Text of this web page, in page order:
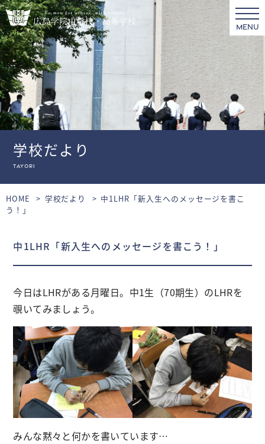
MENU
学校だより
tayori
HOME 学校だより
中1LHR「新入生へのメッセージを書こ
う！」
中1LHR「新入生へのメッセージを書こう！」
今日はLHRがある月曜日。中1生（70期生）のLHRを
覗いてみましょう。
みんな黙々と何かを書いています…